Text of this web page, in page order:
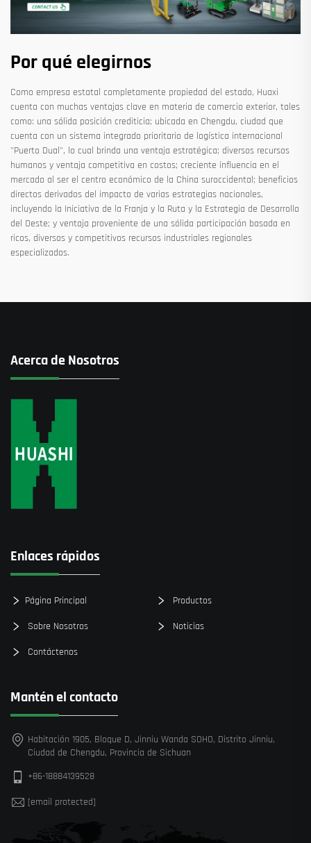
Por qué elegirnos
Como empresa estatal completamente propiedad del estado, Huaxi
cuenta con muchas ventajas clave en materia de comercio exterior, tales
como: una sólida posición crediticia; ubicada en Chengdu, ciudad que
cuenta con un sistema integrado prioritario de logística internacional
"Puerto Dual", lo cual brinda una ventaja estratégica; diversos recursos
humanos y ventaja competitiva en costos; creciente influencia en el
mercado al ser el centro económico de la China suroccidental; beneficios
directos derivados del impacto de varias estrategias nacionales,
incluyendo la Iniciativa de la Franja y la Ruta y la Estrategia de Desarrollo
del Oeste; y ventaja proveniente de una sólida participación basada en
ricos, diversos y competitivos recursos industriales regionales
especializados.
Acerca de Nosotros
Enlaces rápidos
Página Principal Productos
Sobre Nosotros Noticias
Contáctenos
Mantén el contacto
Habitación 1905, Bloque D, Jinniu Wanda SOHO, Distrito Jinniu,
Ciudad de Chengdu, Provincia de Sichuan
+86-18884139528
[email protected]